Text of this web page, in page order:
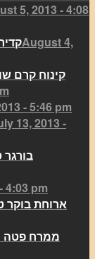
5, 2013 - 4:08
August 4,
קינוח קרם
- 5:46 pm
13, 2013 -
בורגר
4:03 pm
ארוחת בוקר
ממרח פטה